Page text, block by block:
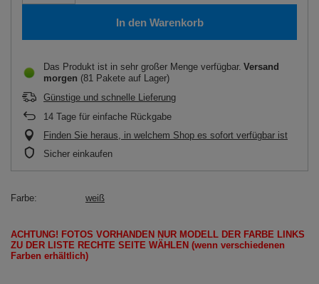
In den Warenkorb
Das Produkt ist in sehr großer Menge verfügbar Versand
morgen (81 Pakete auf Lager)
Günstige und schnelle Lieferung
14 Tage für einfache Rückgabe
Finden Sie heraus, in welchem Shop es sofort verfügbar ist
Sicher einkaufen
Farbe weiß
ACHTUNG! FOTOS VORHANDEN NUR MODELL DER FARBE LINKS
ZU DER LISTE RECHTE SEITE WÄHLEN (wenn verschiedenen
Farben erhältlich)